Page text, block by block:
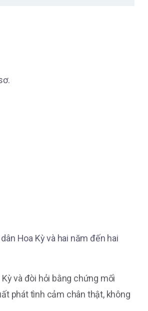
Hoa Kỳ và hai năm đến hai
và đòi hỏi bằng chứng mối
phát tình cảm chân thật, không